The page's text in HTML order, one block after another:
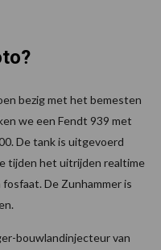
bezig met het bemesten
we een Fendt 939 met
De tank is uitgevoerd
tijden het uitrijden realtime
De Zunhammer is
bouwlandinjecteur van